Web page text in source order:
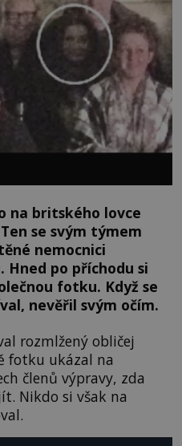
na britského lovce
se svým týmem
nemocnici
Hned po příchodu si
fotku. Když se
nevěřil svým očím.
rozmlžený obličej
fotku ukázal na
členů výpravy, zda
Nikdo si však na